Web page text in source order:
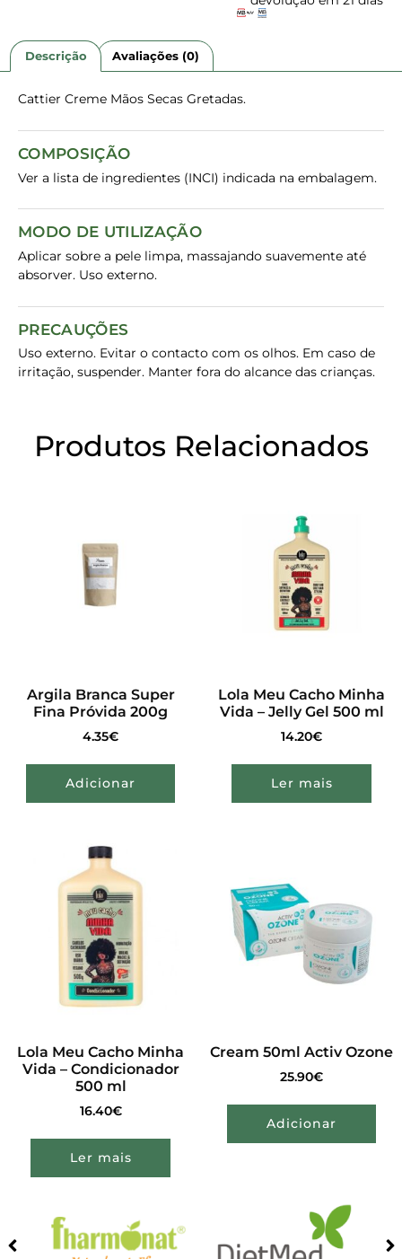
Descrição Avaliações (0)
Cattier Creme Mãos Secas Gretadas.
COMPOSIÇÃO
Ver a lista de ingredientes (INCI) indicada na embalagem.
MODO DE UTILIZAÇÃO
Aplicar sobre a pele limpa, massajando suavemente até
absorver. Uso externo.
PRECAUÇÕES
Uso externo. Evitar o contacto com os olhos. Em caso de
irritação, suspender. Manter fora do alcance das crianças.
Produtos Relacionados
Argila Branca Super
Fina Próvida 200g
4.35€
Adicionar
Lola Meu Cacho Minha
Vida – Jelly Gel 500 ml
14.20€
Ler mais
Lola Meu Cacho Minha
Vida – Condicionador
500 ml
16.40€
Ler mais
Cream 50ml Activ Ozone
25.90€
Adicionar